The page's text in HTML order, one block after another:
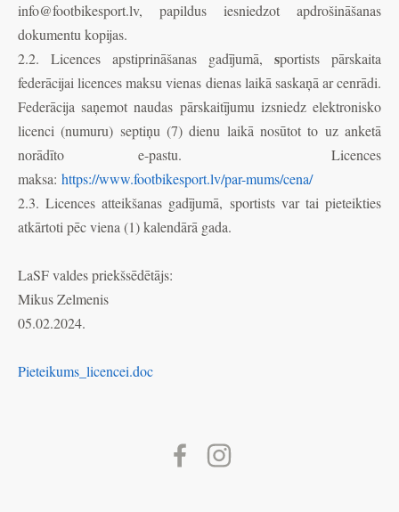
info@footbikesport.lv, papildus iesniedzot apdrošināšanas
dokumentu kopijas.
2.2. Licences apstiprināšanas gadījumā, sportists pārskaita
federācijai licences maksu vienas dienas laikā saskaņā ar cenrādi.
Federācija saņemot naudas pārskaitījumu izsniedz elektronisko
licenci (numuru) septiņu (7) dienu laikā nosūtot to uz anketā
norādīto e-pastu. Licences
maksa: https://www.footbikesport.lv/par-mums/cena/
2.3. Licences atteikšanas gadījumā, sportists var tai pieteikties
atkārtoti pēc viena (1) kalendārā gada.
LaSF valdes priekšsēdētājs:
Mikus Zelmenis
05.02.2024.
Pieteikums_licencei.doc